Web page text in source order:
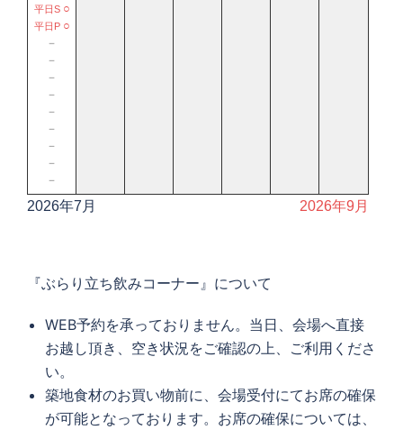
平日S ○
平日P ○
－
－
－
－
－
－
－
－
－
2026年7月 2026年9月
『ぶらり立ち飲みコーナー』について
WEB予約を承っておりません。当日、会場へ直接
お越し頂き、空き状況をご確認の上、ご利用くださ
い。
築地食材のお買い物前に、会場受付にてお席の確保
が可能となっております。お席の確保については、